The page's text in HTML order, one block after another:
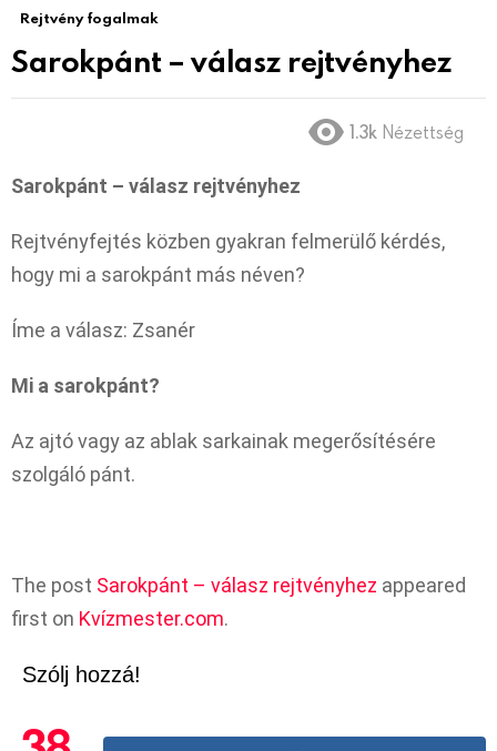
Rejtvény fogalmak
Sarokpánt – válasz rejtvényhez
1.3k Nézettség
Sarokpánt – válasz rejtvényhez
Rejtvényfejtés közben gyakran felmerülő kérdés,
hogy mi a sarokpánt más néven?
Íme a válasz: Zsanér
Mi a sarokpánt?
Az ajtó vagy az ablak sarkainak megerősítésére
szolgáló pánt.
The post Sarokpánt – válasz rejtvényhez appeared
first on Kvízmester.com.
Szólj hozzá!